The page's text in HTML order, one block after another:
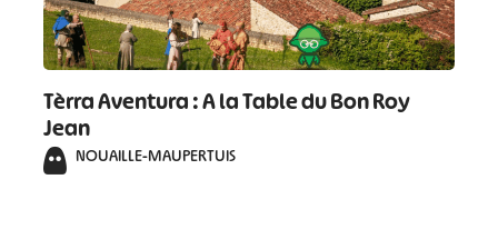
Tèrra Aventura : A la Table du Bon Roy
Jean
NOUAILLE-MAUPERTUIS